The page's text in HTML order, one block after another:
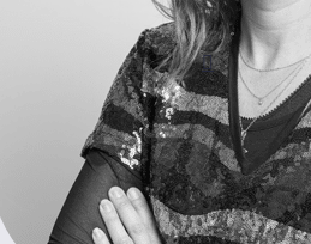
Me contacter